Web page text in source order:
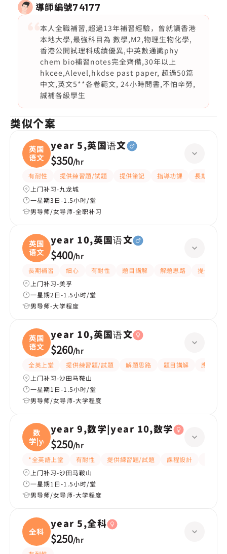
導師編號74177
本人全職補習,超過13年補習經驗，曾就讀香港
本地大學,最強科目為 數學,M2,物理生物化學,
香港公開試理科成績優異,中英數通識phy
chem bio補習notes完全齊備,30年以上
hkcee,Alevel,hkdse past paper, 超過50篇
中文,英文5**各卷範文, 24小時問書,不怕辛勞,
誠補各級學生
类似个案
英国
语文
year 5,英国语文
$350/hr
有耐性 提供練習題/試題 提供筆記 指導功課
長期補習
上门补习-九龙城
一星期3日-1.5小时/堂
男导师/女导师-全职补习
英国
语文
year 10,英国语文
$400/hr
長期補習 細心 有耐性 題目講解 解題思路
提供練習
上门补习-美孚
一星期2日-1.5小时/堂
男导师-大学程度
英国
语文
year 10,英国语文
$260/hr
全英上堂 提供練習題/試題 解題思路 題目講解
應試策略
上门补习-沙田马鞍山
一星期1日-1.5小时/堂
男导师/女导师-大学程度
数
学|ye
year 9,数学|year 10,数学
$250/hr
*全英語上堂 有耐性 提供練習題/試題 課程設計
上门补习-沙田马鞍山
一星期1日-1.5小时/堂
男导师/女导师-大学程度
全科
year 5,全科
$250/hr